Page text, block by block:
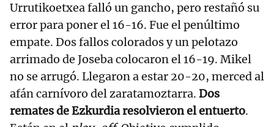
Urrutikoetxea falló un gancho, pero restañó su
error para poner el 16-16. Fue el penúltimo
empate. Dos fallos colorados y un pelotazo
arrimado de Joseba colocaron el 16-19. Mikel
no se arrugó. Llegaron a estar 20-20, merced al
afán carnívoro del zaratamoztarra. Dos
remates de Ezkurdia resolvieron el entuerto.